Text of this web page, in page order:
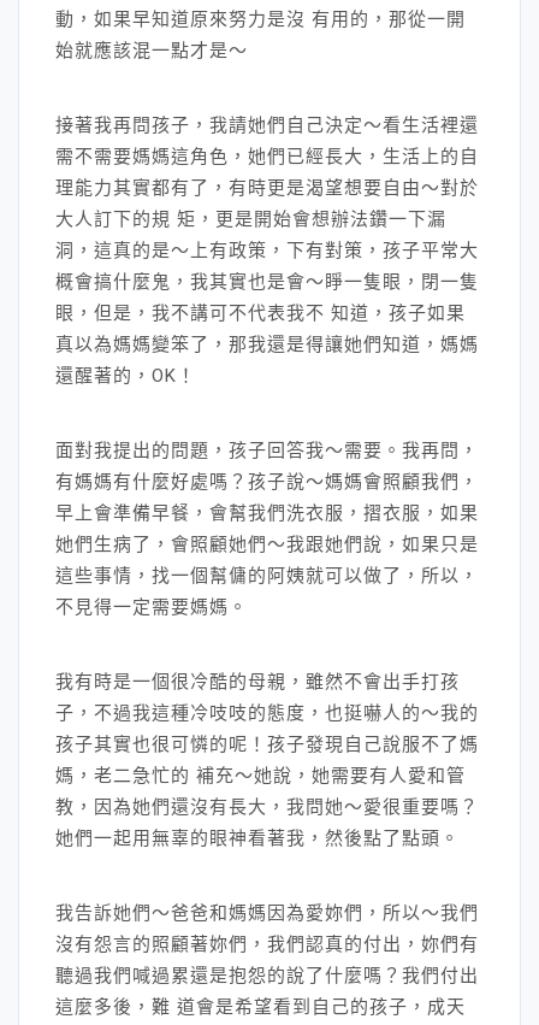
動，如果早知道原來努力是沒 有用的，那從一開
始就應該混一點才是～
接著我再問孩子，我請她們自己決定～看生活裡還
需不需要媽媽這角色，她們已經長大，生活上的自
理能力其實都有了，有時更是渴望想要自由～對於
大人訂下的規 矩，更是開始會想辦法鑽一下漏
洞，這真的是～上有政策，下有對策，孩子平常大
概會搞什麼鬼，我其實也是會～睜一隻眼，閉一隻
眼，但是，我不講可不代表我不 知道，孩子如果
真以為媽媽變笨了，那我還是得讓她們知道，媽媽
還醒著的，OK！
面對我提出的問題，孩子回答我～需要。我再問，
有媽媽有什麼好處嗎？孩子說～媽媽會照顧我們，
早上會準備早餐，會幫我們洗衣服，摺衣服，如果
她們生病了，會照顧她們～我跟她們說，如果只是
這些事情，找一個幫傭的阿姨就可以做了，所以，
不見得一定需要媽媽。
我有時是一個很冷酷的母親，雖然不會出手打孩
子，不過我這種冷吱吱的態度，也挺嚇人的～我的
孩子其實也很可憐的呢！孩子發現自己說服不了媽
媽，老二急忙的 補充～她說，她需要有人愛和管
教，因為她們還沒有長大，我問她～愛很重要嗎？
她們一起用無辜的眼神看著我，然後點了點頭。
我告訴她們～爸爸和媽媽因為愛妳們，所以～我們
沒有怨言的照顧著妳們，我們認真的付出，妳們有
聽過我們喊過累還是抱怨的說了什麼嗎？我們付出
這麼多後，難 道會是希望看到自己的孩子，成天